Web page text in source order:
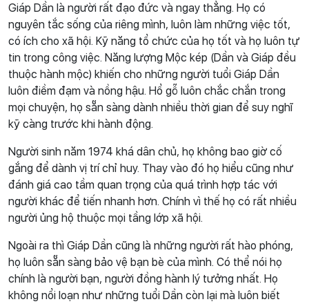
Giáp Dần là người rất đạo đức và ngay thẳng. Họ có
nguyên tắc sống của riêng mình, luôn làm những việc tốt,
có ích cho xã hội. Kỹ năng tổ chức của họ tốt và họ luôn tự
tin trong công việc. Năng lượng Mộc kép (Dần và Giáp đều
thuộc hành mộc) khiến cho những người tuổi Giáp Dần
luôn điềm đạm và nồng hậu. Hổ gỗ luôn chắc chắn trong
mọi chuyện, họ sẵn sàng dành nhiều thời gian để suy nghĩ
kỹ càng trước khi hành động.
Người sinh năm 1974 khá dân chủ, họ không bao giờ cố
gắng để dành vị trí chỉ huy. Thay vào đó họ hiểu cũng như
đánh giá cao tầm quan trọng của quá trình hợp tác với
người khác để tiến nhanh hơn. Chính vì thế họ có rất nhiều
người ủng hộ thuộc mọi tầng lớp xã hội.
Ngoài ra thì Giáp Dần cũng là những người rất hào phóng,
họ luôn sẵn sàng bảo vệ bạn bè của mình. Có thể nói họ
chính là người bạn, người đồng hành lý tưởng nhất. Họ
không nổi loạn như những tuổi Dần còn lại mà luôn biết